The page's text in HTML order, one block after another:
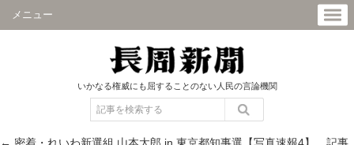
メニュー
いかなる権威にも屈することのない人民の言論機関
← 密着・れいわ新選組 山本太郎 in 東京都知事選【写真速報4】 記事